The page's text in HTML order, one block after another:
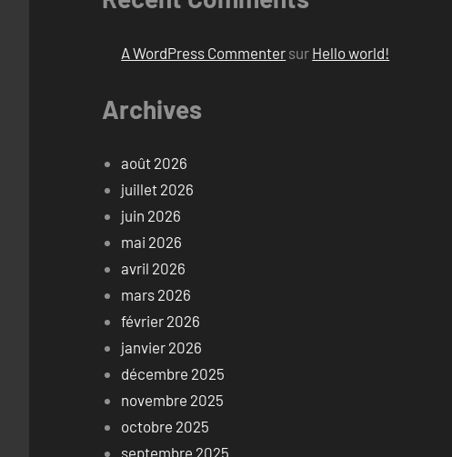
A WordPress Commenter sur Hello world!
Archives
août 2026
juillet 2026
juin 2026
mai 2026
avril 2026
mars 2026
février 2026
janvier 2026
décembre 2025
novembre 2025
octobre 2025
septembre 2025